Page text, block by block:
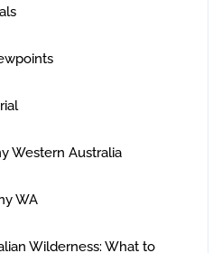
Western Australia
WA
Wilderness: What to